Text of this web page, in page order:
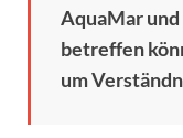
AquaMar
betreffen
um